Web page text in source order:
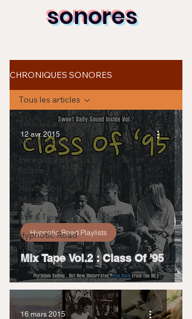
sonores
CHRONIQUES SONORES
Tous les articles
Microphones
Enregistrement
Studio
Réalisation
Musicale
Mix & Tips
Hypnotic Road
Playlists
Dans les Médias
Tous les articles
Mix Tape Vol.2 : Class Of '95
Hypnotic Road Playlists
12 avr. 2015
16 mars 2015